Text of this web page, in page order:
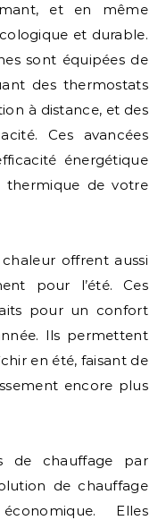
et en même
et durable.
sont équipées de
des thermostats
à distance, et des
Ces avancées
énergétique
de votre
offrent aussi
pour l’été. Ces
pour un confort
Ils permettent
en été, faisant de
encore plus
de chauffage par
de chauffage
Elles